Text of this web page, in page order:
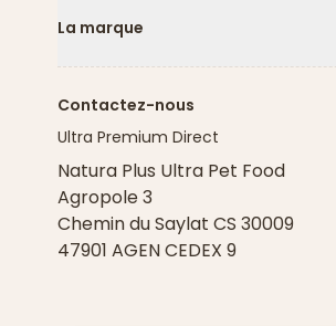
La marque
Contactez-nous
Ultra Premium Direct
Natura Plus Ultra Pet Food
Agropole 3
Chemin du Saylat CS 30009
47901 AGEN CEDEX 9